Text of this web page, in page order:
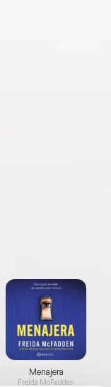
Menajera
Freida McFadden